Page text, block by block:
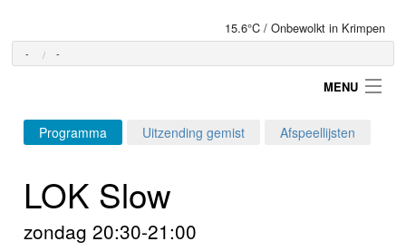
15.6°C / Onbewolkt in Krimpen
- -
MENU
Login
Home
Programma's
Programma Uitzending gemist Afspeellijsten
LOK Slow
zondag 20:30-21:00